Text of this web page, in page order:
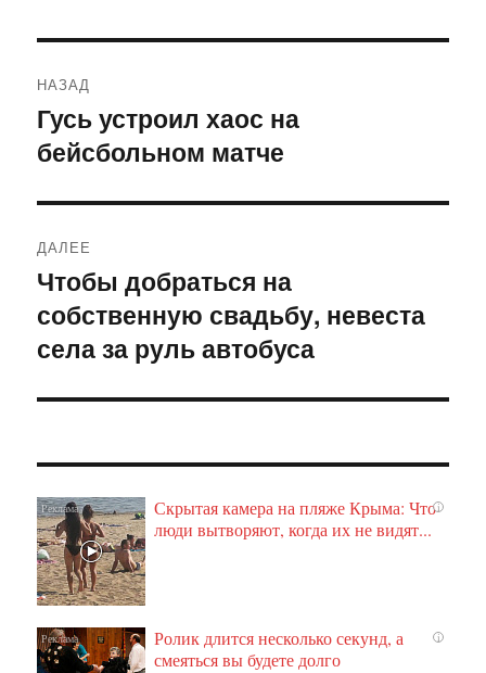
по
записям
НАЗАД
Предыдущая
запись:
Гусь устроил хаос на
бейсбольном матче
ДАЛЕЕ
Следующая
запись:
Чтобы добраться на
собственную свадьбу, невеста
села за руль автобуса
i
Скрытая камера на пляже Крыма: Что
люди вытворяют, когда их не видят...
i
Ролик длится несколько секунд, а
смеяться вы будете долго